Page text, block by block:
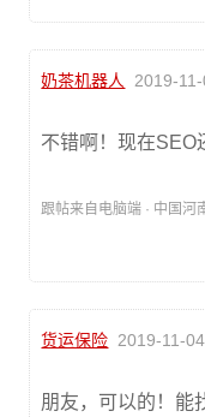
奶茶机器人 2019-
不错啊！现在SEO
跟帖来自电脑端 · 中国河
货运保险 2019-11-
朋友，可以的！能